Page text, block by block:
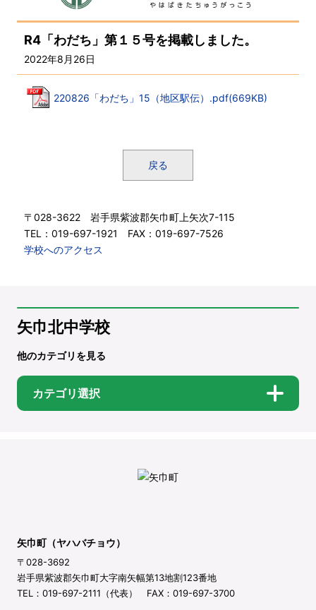
R4「わだち」第１５号を掲載しました。
2022年8月26日
220826「わだち」15（地区駅伝）.pdf(669KB)
戻る
〒028-3622 岩手県紫波郡矢巾町上矢次7-115
TEL：019-697-1921 FAX：019-697-7526
学校へのアクセス
矢巾北中学校
他のカテゴリを見る
カテゴリ選択
矢巾町（ヤハバチョウ）
〒028-3692
岩手県紫波郡矢巾町大字南矢幅第13地割123番地
TEL：019-697-2111（代表） FAX：019-697-3700